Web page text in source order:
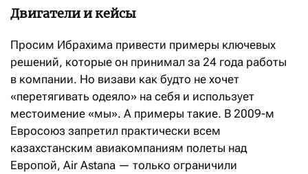
Двигатели и кейсы
Просим Ибрахима привести примеры ключевых
решений, которые он принимал за 24 года работы
в компании. Но визави как будто не хочет
«перетягивать одеяло» на себя и использует
местоимение «мы». А примеры такие. В 2009-м
Евросоюз запретил практически всем
казахстанским авиакомпаниям полеты над
Европой, Air Astana — только ограничили